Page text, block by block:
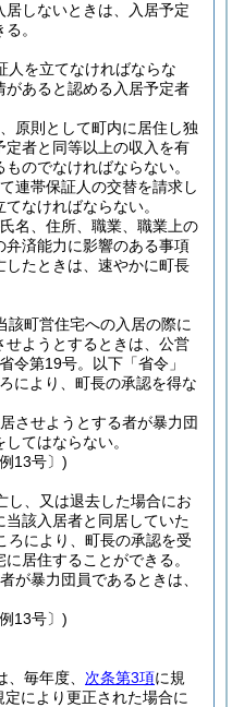
居しないときは、入居予定
。
人を立てなければならな
があると認める入居予定者
原則として町内に居住し独
定者と同等以上の収入を有
のでなければならない。
連帯保証人の交替を請求し
なければならない。
名、住所、職業、職業上の
済能力に影響のある事項
したときは、速やかに町長
該町営住宅への入居の際に
せようとするときは、公営
令第19号。以下「省令」
により、町長の承認を得な
させようとする者が暴力団
てはならない。
13号〕)
し、又は退去した場合にお
該入居者と同居していた
ろにより、町長の承認を受
居住することができる。
が暴力団員であるときは、
13号〕)
毎年度、 次条第3項に規
定により更正された場合に